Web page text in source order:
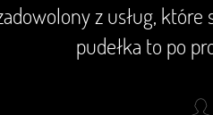
z usług, które
pudełka to po